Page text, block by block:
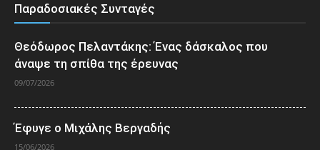
Παραδοσιακές Συνταγές
Θεόδωρος Πελαντάκης: Ένας δάσκαλος που
άναψε τη σπίθα της έρευνας
09/07/2026
Έφυγε ο Μιχάλης Βεργαδής
15/06/2026